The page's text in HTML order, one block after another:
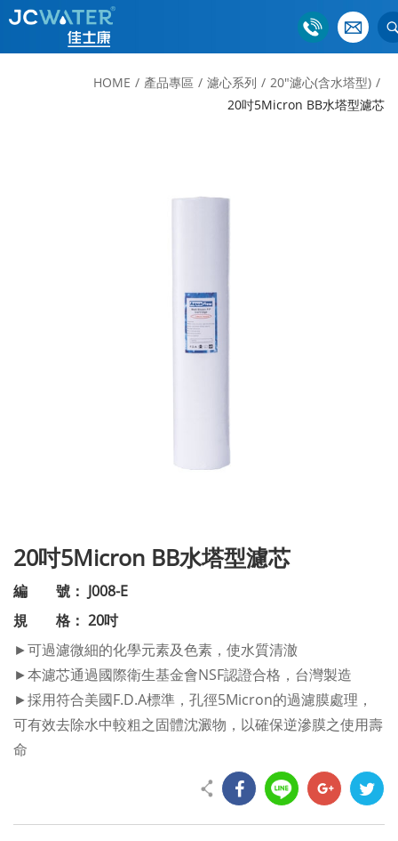
HOME 產品專區 濾心系列
20"濾心(含水塔型)
20吋5Micron BB水塔型濾芯
20吋5Micron BB水塔型濾芯
編 號： J008-E
規 格： 20吋
►可過濾微細的化學元素及色素，使水質清澈
►本濾芯通過國際衛生基金會NSF認證合格，台灣製造
►採用符合美國F.D.A標準，孔徑5Micron的過濾膜處理，
可有效去除水中較粗之固體沈澱物，以確保逆滲膜之使用壽
命